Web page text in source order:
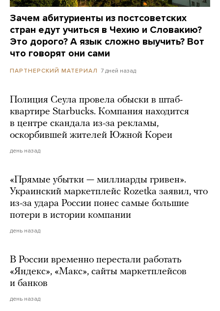
Зачем абитуриенты из постсоветских
стран едут учиться в Чехию и Словакию?
Это дорого? А язык сложно выучить? Вот
что говорят они сами
ПАРТНЕРСКИЙ МАТЕРИАЛ 7 дней назад
Полиция Сеула провела обыски в штаб-
квартире Starbucks. Компания находится
в центре скандала из-за рекламы,
оскорбившей жителей Южной Кореи
день назад
«Прямые убытки — миллиарды гривен».
Украинский маркетплейс Rozetka заявил, что
из-за удара России понес самые большие
потери в истории компании
день назад
В России временно перестали работать
«Яндекс», «Макс», сайты маркетплейсов
и банков
день назад